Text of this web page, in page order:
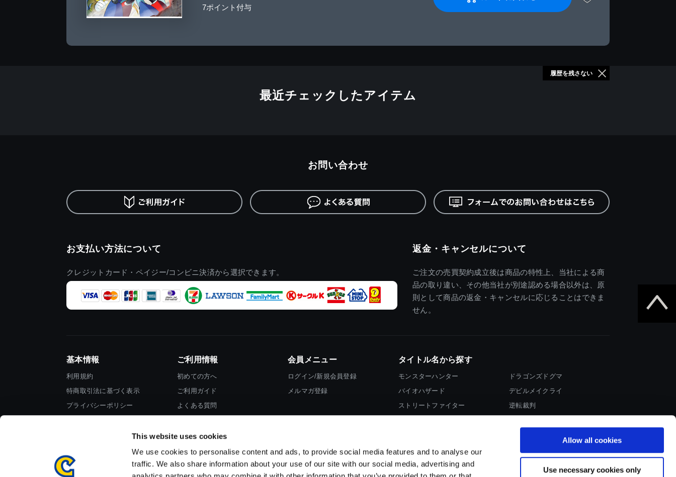
This website uses cookies
We use cookies to personalise content and ads, to provide social media features and to analyse our
traffic. We also share information about your use of our site with our social media, advertising and
Allow all cookies
Use necessary cookies only
7ポイント付与
最近チェックしたアイテム
履歴を残さない
お支払い方法について
クレジットカード・ペイジー/コンビニ決済から選択できます。
返金・キャンセルについて
ご注文の売買契約成立後は商品の特性上、当社による商
品の取り違い、その他当社が別途認める場合以外は、原
則として商品の返金・キャンセルに応じることはできま
せん。
お問い合わせ
基本情報
利用規約
特商取引法に基づく表示
プライバシーポリシー
ご利用情報
初めての方へ
ご利用ガイド
よくある質問
会員メニュー
ログイン/新規会員登録
メルマガ登録
タイトル名から探す
モンスターハンター
バイオハザード
ストリートファイター
ドラゴンズドグマ
デビルメイクライ
逆転裁判